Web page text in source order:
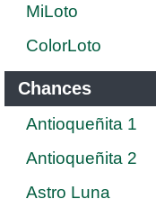
MiLoto
ColorLoto
Chances
Antioqueñita 1
Antioqueñita 2
Astro Luna